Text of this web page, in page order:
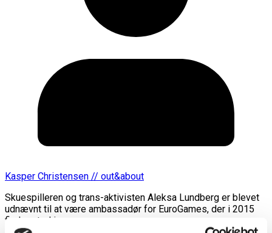
Kasper Christensen // out&about
Skuespilleren og trans-aktivisten Aleksa Lundberg er blevet
udnævnt til at være ambassadør for EuroGames, der i 2015
finder sted i